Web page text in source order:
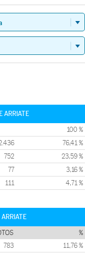
ARRIATE
100 %
76,41 %
752 23,59 %
77 3,16 %
111 4,71 %
%
783 11,76 %